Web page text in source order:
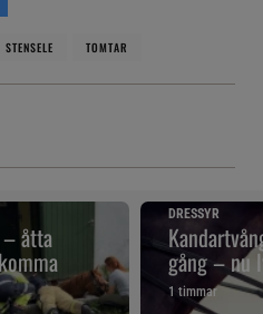
STENSELE TOMTAR
åtta
DRESSYR
gång – nu
1 timmar